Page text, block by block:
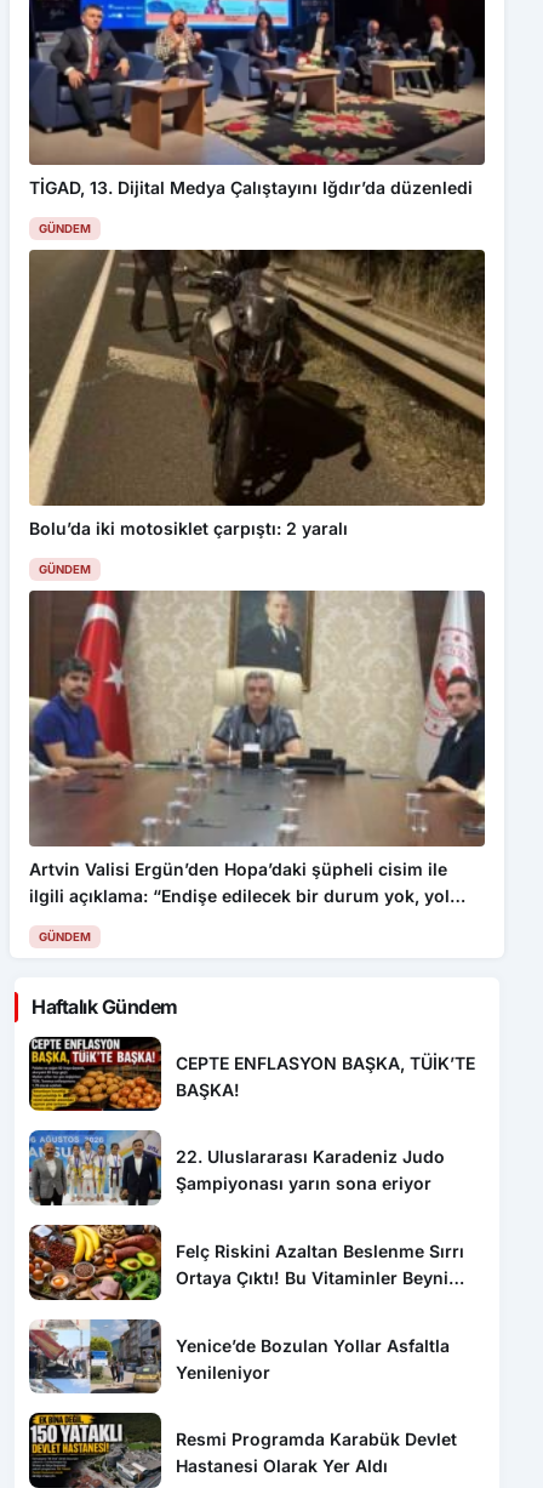
TİGAD, 13. Dijital Medya Çalıştayını Iğdır’da düzenledi
GÜNDEM
Bolu’da iki motosiklet çarpıştı: 2 yaralı
GÜNDEM
Artvin Valisi Ergün’den Hopa’daki şüpheli cisim ile
ilgili açıklama: “Endişe edilecek bir durum yok, yol
yeniden trafiğe açıldı”
GÜNDEM
Haftalık Gündem
CEPTE ENFLASYON BAŞKA, TÜİK’TE
BAŞKA!
22. Uluslararası Karadeniz Judo
Şampiyonası yarın sona eriyor
Felç Riskini Azaltan Beslenme Sırrı
Ortaya Çıktı! Bu Vitaminler Beyni
Yenice’de Bozulan Yollar Asfaltla
Yenileniyor
Resmi Programda Karabük Devlet
Hastanesi Olarak Yer Aldı